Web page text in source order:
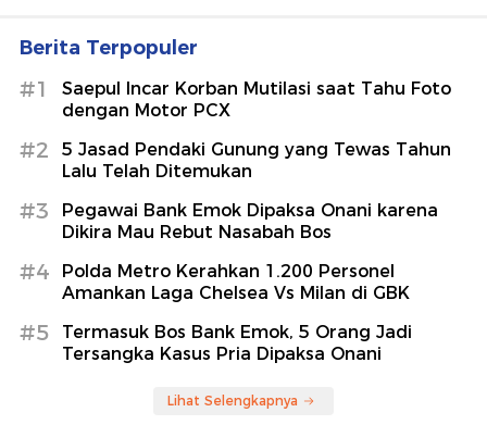
Berita Terpopuler
#1
Saepul Incar Korban Mutilasi saat Tahu Foto
dengan Motor PCX
#2
5 Jasad Pendaki Gunung yang Tewas Tahun
Lalu Telah Ditemukan
#3
Pegawai Bank Emok Dipaksa Onani karena
Dikira Mau Rebut Nasabah Bos
#4
Polda Metro Kerahkan 1.200 Personel
Amankan Laga Chelsea Vs Milan di GBK
#5
Termasuk Bos Bank Emok, 5 Orang Jadi
Tersangka Kasus Pria Dipaksa Onani
Lihat Selengkapnya